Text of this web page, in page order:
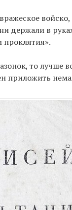
держали в
проклятия».
то лучше